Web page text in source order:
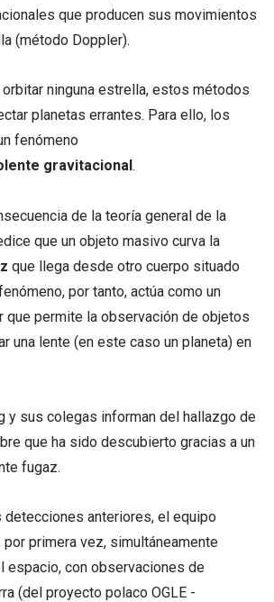
que producen sus movimientos
(método Doppler).
orbitar ninguna estrella, estos métodos
planetas errantes. Para ello, los
fenómeno
gravitacional .
de la teoría general de la
que un objeto masivo curva la
que llega desde otro cuerpo situado
por tanto, actúa como un
que permite la observación de objetos
una lente (en este caso un planeta) en
y sus colegas informan del hallazgo de
que ha sido descubierto gracias a un
fugaz.
detecciones anteriores, el equipo
primera vez, simultáneamente
espacio, con observaciones de
(del proyecto polaco OGLE -